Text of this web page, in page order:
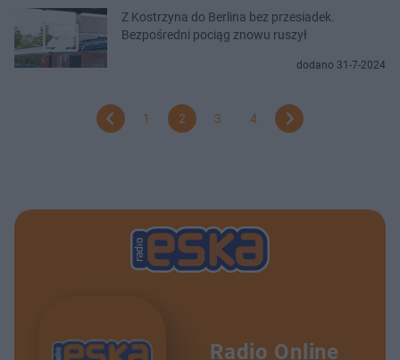
Z Kostrzyna do Berlina bez przesiadek.
Bezpośredni pociąg znowu ruszył
dodano 31-7-2024
1 2 3 4
Radio Online